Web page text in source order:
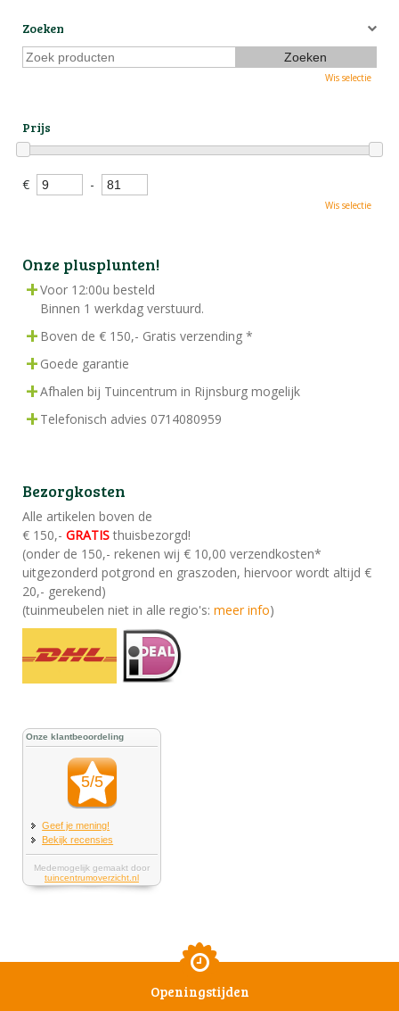
Zoeken
Wis selectie
Prijs
€ -
Wis selectie
Onze plusplunten!
Voor 12:00u besteld
Binnen 1 werkdag verstuurd.
Boven de € 150,- Gratis verzending *
Goede garantie
Afhalen bij Tuincentrum in Rijnsburg mogelijk
Telefonisch advies 0714080959
Bezorgkosten
Alle artikelen boven de
€ 150,- GRATIS thuisbezorgd!
(onder de 150,- rekenen wij € 10,00 verzendkosten*
uitgezonderd potgrond en graszoden, hiervoor wordt altijd €
20,- gerekend)
(tuinmeubelen niet in alle regio's: meer info)
Openingstijden